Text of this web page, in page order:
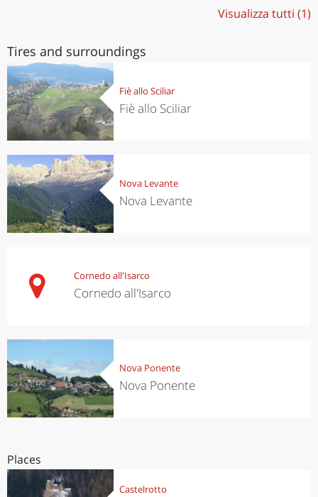
Visualizza tutti (1)
Tires and surroundings
Fiè allo Sciliar
Fiè allo Sciliar
Nova Levante
Nova Levante
Cornedo all'Isarco
Cornedo all'Isarco
Nova Ponente
Nova Ponente
Places
Castelrotto